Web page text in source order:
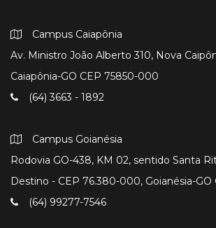
Campus Caiapônia
Av. Ministro João Alberto 310, Nova
Caiapônia-GO CEP 75850-000
(64) 3663 - 1892
Campus Goianésia
Rodovia GO-438, KM 02, sentido Santa
Destino - CEP 76.380-000, Goianésia-GO
(64) 99277-7546